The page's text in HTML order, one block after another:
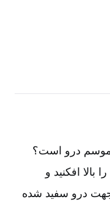
موسم درو است‌؟
افکنید و
جهت درو سفید شده